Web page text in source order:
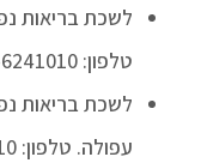
טלפון: 08-6241010 או 5400* (מוקד קול הבריאות)